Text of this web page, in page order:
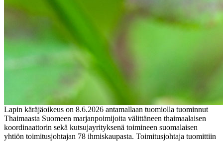
Lapin käräjäoikeus on 8.6.2026 antamallaan tuomiolla tuominnut
Thaimaasta Suomeen marjanpoimijoita välittäneen thaimaalaisen
koordinaattorin sekä kutsujayrityksenä toimineen suomalaisen
yhtiön toimitusjohtajan 78 ihmiskaupasta. Toimitusjohtaja tuomittiin